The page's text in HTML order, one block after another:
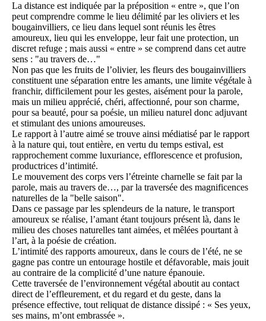
La distance est indiquée par la préposition « entre », que l’on
peut comprendre comme le lieu délimité par les oliviers et les
bougainvilliers, ce lieu dans lequel sont réunis les êtres
amoureux, lieu qui les enveloppe, leur fait une protection, un
discret refuge ; mais aussi « entre » se comprend dans cet autre
sens : "au travers de…"
Non pas que les fruits de l’olivier, les fleurs des bougainvilliers
constituent une séparation entre les amants, une limite végétale à
franchir, difficilement pour les gestes, aisément pour la parole,
mais un milieu apprécié, chéri, affectionné, pour son charme,
pour sa beauté, pour sa poésie, un milieu naturel donc adjuvant
et stimulant des unions amoureuses.
Le rapport à l’autre aimé se trouve ainsi médiatisé par le rapport
à la nature qui, tout entière, en vertu du temps estival, est
rapprochement comme luxuriance, efflorescence et profusion,
productrices d’intimité.
Le mouvement des corps vers l’étreinte charnelle se fait par la
parole, mais au travers de…, par la traversée des magnificences
naturelles de la "belle saison".
Dans ce passage par les splendeurs de la nature, le transport
amoureux se réalise, l’amant étant toujours présent là, dans le
milieu des choses naturelles tant aimées, et mêlées pourtant à
l’art, à la poésie de création.
L’intimité des rapports amoureux, dans le cours de l’été, ne se
gagne pas contre un entourage hostile et défavorable, mais jouit
au contraire de la complicité d’une nature épanouie.
Cette traversée de l’environnement végétal aboutit au contact
direct de l’effleurement, et du regard et du geste, dans la
présence effective, tout reliquat de distance dissipé : « Ses yeux,
ses mains, m’ont embrassée ».